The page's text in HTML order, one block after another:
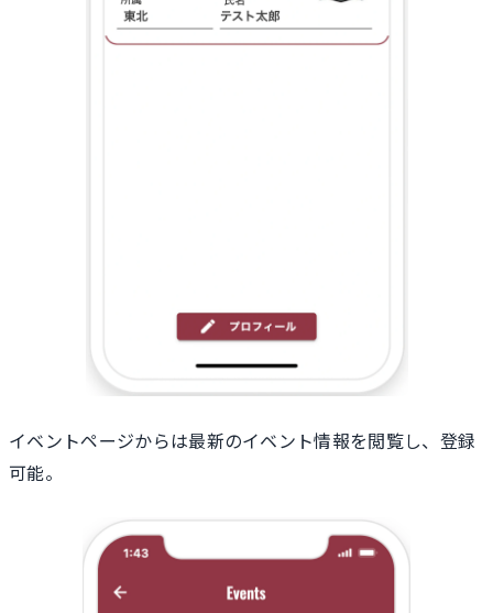
イベントページからは最新のイベント情報を閲覧し、登録
可能。